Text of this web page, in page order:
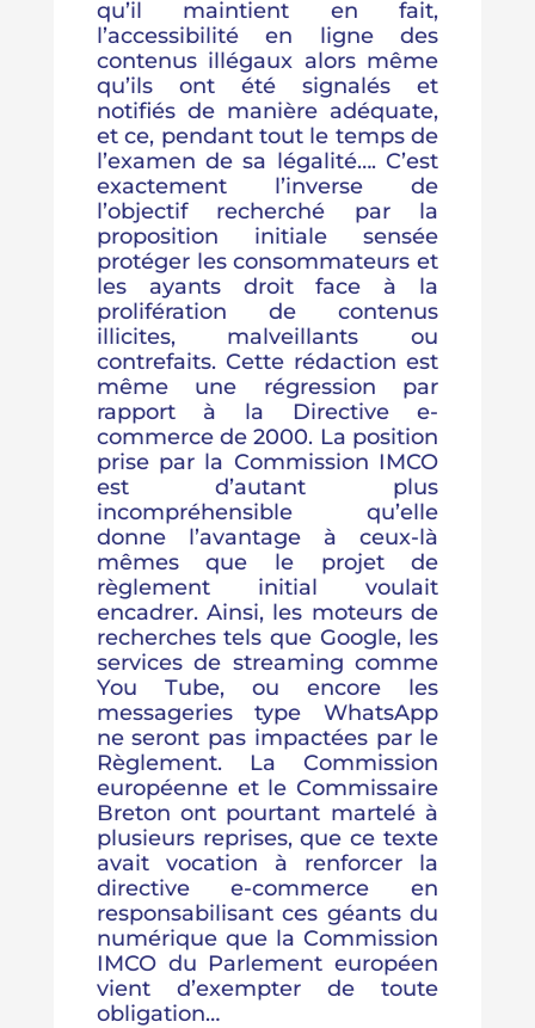
qu’il maintient en fait,
l’accessibilité en ligne des
contenus illégaux alors même
qu’ils ont été signalés et
notifiés de manière adéquate,
et ce, pendant tout le temps de
l’examen de sa légalité…. C’est
exactement l’inverse de
l’objectif recherché par la
proposition initiale sensée
protéger les consommateurs et
les ayants droit face à la
prolifération de contenus
illicites, malveillants ou
contrefaits. Cette rédaction est
même une régression par
rapport à la Directive e-
commerce de 2000. La position
prise par la Commission IMCO
est d’autant plus
incompréhensible qu’elle
donne l’avantage à ceux-là
mêmes que le projet de
règlement initial voulait
encadrer. Ainsi, les moteurs de
recherches tels que Google, les
services de streaming comme
You Tube, ou encore les
messageries type WhatsApp
ne seront pas impactées par le
Règlement. La Commission
européenne et le Commissaire
Breton ont pourtant martelé à
plusieurs reprises, que ce texte
avait vocation à renforcer la
directive e-commerce en
responsabilisant ces géants du
numérique que la Commission
IMCO du Parlement européen
vient d’exempter de toute
obligation…